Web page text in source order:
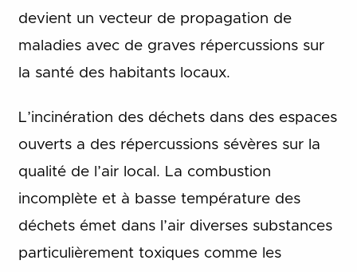
devient un vecteur de propagation de
maladies avec de graves répercussions sur
la santé des habitants locaux.
L’incinération des déchets dans des espaces
ouverts a des répercussions sévères sur la
qualité de l’air local. La combustion
incomplète et à basse température des
déchets émet dans l’air diverses substances
particulièrement toxiques comme les